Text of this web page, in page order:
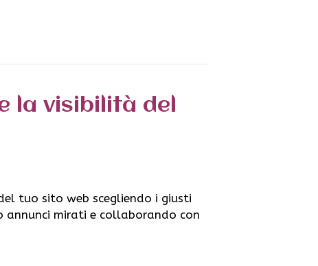
la visibilità del
tuo sito web scegliendo i giusti
mirati e collaborando con